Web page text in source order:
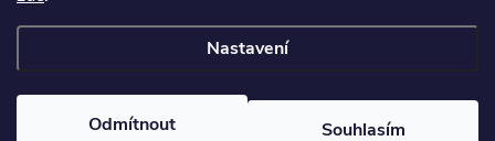
Nastavení
Odmítnout Souhlasím